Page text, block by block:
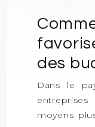
des
Dans le
entreprises
moyens